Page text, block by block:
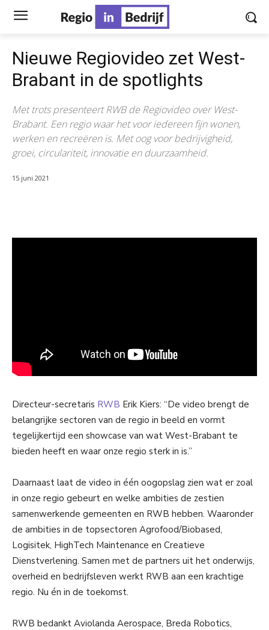
Nieuwe Regiovideo zet West-
Brabant in de spotlights
Met trots presenteert RWB de Regiovideo over West-
Brabant. Een regio waar het voor iedereen fijn wonen,
werken en recreëren is. Met oog voor bedrijvigheid,
groei, circulariteit, innovatie en duurzaamheid.
15 juni 2021
Directeur-secretaris RWB Erik Kiers: “De video brengt de
belangrijke sectoren van de regio in beeld en vormt
tegelijkertijd een showcase van wat West-Brabant te
bieden heeft en waar onze regio sterk in is.”
Daarnaast laat de video in één oogopslag zien wat er zoal
in onze regio gebeurt en welke ambities de zestien
samenwerkende gemeenten en RWB hebben. Waaronder
de ambities in de topsectoren Agrofood/Biobased,
Logisitek, HighTech Maintenance en Creatieve
Dienstverlening. Samen met de partners uit het onderwijs,
overheid en bedrijfsleven werkt RWB aan een krachtige
regio. Nu én in de toekomst.
RWB bedankt Aviolanda Aerospace, Breda Robotics,